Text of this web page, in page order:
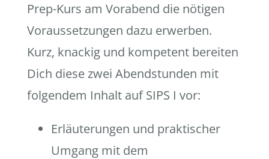
Prep-Kurs am Vorabend die nötigen
Voraussetzungen dazu erwerben.
Kurz, knackig und kompetent bereiten
Dich diese zwei Abendstunden mit
folgendem Inhalt auf SIPS I vor:
Erläuterungen und praktischer
Umgang mit dem